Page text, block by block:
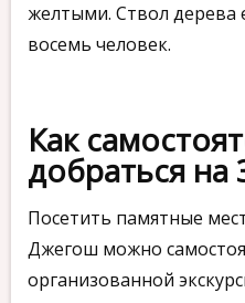
желтыми. Ствол дерева
восемь человек.
Как
добраться на
Посетить памятные
Джегош можно
организованной